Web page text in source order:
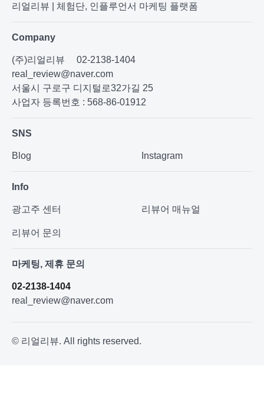
리얼리뷰 | 체험단, 인플루언서 마케팅 플랫폼
Company
(주)리얼리뷰
02-2138-1404
real_review@naver.com
서울시 구로구 디지털로32가길 25
사업자 등록번호 : 568-86-01912
SNS
Blog Instagram
Info
광고주 센터 리뷰어 매뉴얼
리뷰어 문의
마케팅, 제휴 문의
02-2138-1404
real_review@naver.com
© 리얼리뷰. All rights reserved.